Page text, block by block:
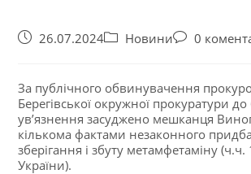
26.07.2024 Новини 0
За публічного обвинувачення
Берегівської окружної прокуратури до
ув’язнення засуджено мешканця
кількома фактами незаконного
зберігання і збуту метамфетаміну
України).